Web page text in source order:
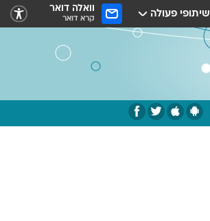
שיתופי פעולה וואלה דואר
קרא דואר